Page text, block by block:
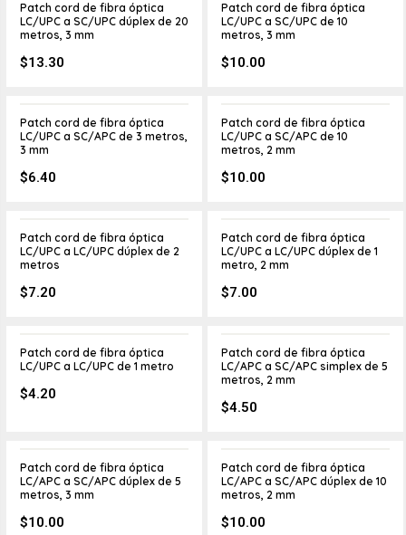
Patch cord de fibra óptica
LC/UPC a SC/UPC dúplex de 20
metros, 3 mm
$13.30
Patch cord de fibra óptica
LC/UPC a SC/UPC de 10
metros, 3 mm
$10.00
Patch cord de fibra óptica
LC/UPC a SC/APC de 3 metros,
3 mm
$6.40
Patch cord de fibra óptica
LC/UPC a SC/APC de 10
metros, 2 mm
$10.00
Patch cord de fibra óptica
LC/UPC a LC/UPC dúplex de 2
metros
$7.20
Patch cord de fibra óptica
LC/UPC a LC/UPC dúplex de 1
metro, 2 mm
$7.00
Patch cord de fibra óptica
LC/UPC a LC/UPC de 1 metro
$4.20
Patch cord de fibra óptica
LC/APC a SC/APC simplex de 5
metros, 2 mm
$4.50
Patch cord de fibra óptica
LC/APC a SC/APC dúplex de 5
metros, 3 mm
$10.00
Patch cord de fibra óptica
LC/APC a SC/APC dúplex de 10
metros, 2 mm
$10.00